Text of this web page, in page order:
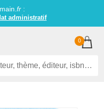
fr:
administratif
0